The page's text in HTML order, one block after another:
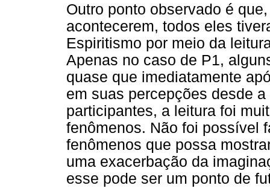
Outro ponto observado é
acontecerem, todos eles
Espiritismo por meio da
Apenas no caso de P1,
quase que imediatamente
em suas percepções desde
participantes, a leitura foi
fenômenos. Não foi possível
fenômenos que possa
uma exacerbação da
esse pode ser um ponto de